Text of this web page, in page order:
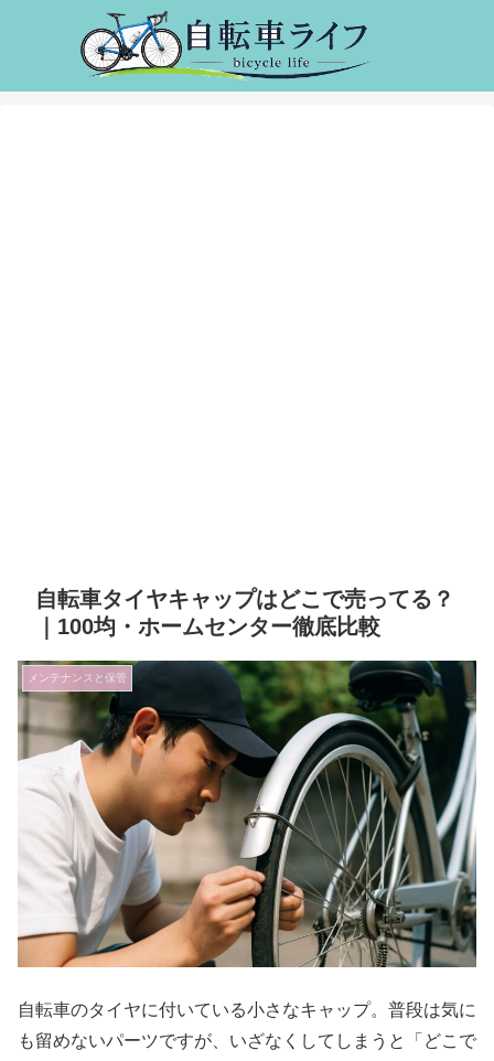
自転車タイヤキャップはどこで売ってる？
｜100均・ホームセンター徹底比較
メンテナンスと保管
自転車のタイヤに付いている小さなキャップ。普段は気に
も留めないパーツですが、いざなくしてしまうと「どこで